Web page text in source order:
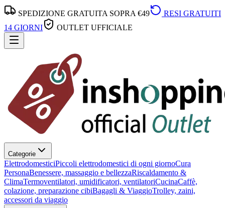
SPEDIZIONE GRATUITA SOPRA €49
RESI GRATUITI
14 GIORNI
OUTLET UFFICIALE
Categorie
ElettrodomesticiPiccoli elettrodomestici di ogni giornoCura
PersonaBenessere, massaggio e bellezzaRiscaldamento &
ClimaTermoventilatori, umidificatori, ventilatoriCucinaCaffè,
colazione, preparazione cibiBagagli & ViaggioTrolley, zaini,
accessori da viaggio